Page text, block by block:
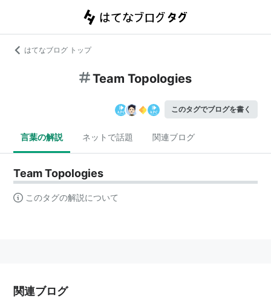
はてなブログ トップ
Team Topologies
このタグでブログを書く
言葉の解説 ネットで話題 関連ブログ
Team Topologies
このタグの解説について
関連ブログ